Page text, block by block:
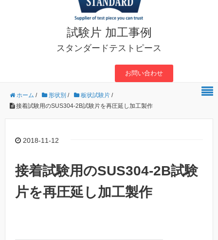
試験片 加工事例
スタンダードテストピース
お問い合わせ
ホーム / 形状別 / 板状試験片 /
接着試験用のSUS304-2B試験片を再圧延し加工製作
2018-11-12
接着試験用のSUS304-2B試験
片を再圧延し加工製作